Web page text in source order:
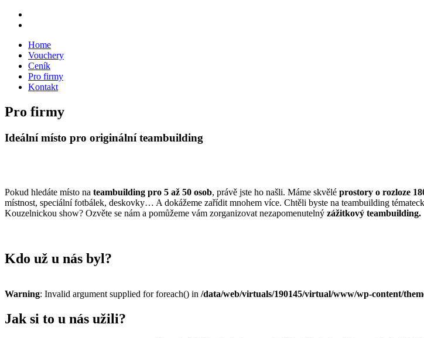
Home
Vouchery
Ceník
Pro firmy
Kontakt
Pro firmy
Ideální místo pro originální teambuilding
Pokud hledáte místo na teambuilding pro 5 až 50 osob, právě jste ho našli. Máme skvělé prostory o rozloze
místnost, speciální fotbálek, deskovky… A dokážeme zařídit mnohem více. Chtěli byste na teambuilding
Kouzelnickou show? Ozvěte se nám a pomůžeme vám zorganizovat nezapomenutelný zážitkový teambuilding.
Kdo už u nás byl?
Warning: Invalid argument supplied for foreach() in /data/web/virtuals/190145/virtual/www/wp-content/
Jak si to u nás užili?